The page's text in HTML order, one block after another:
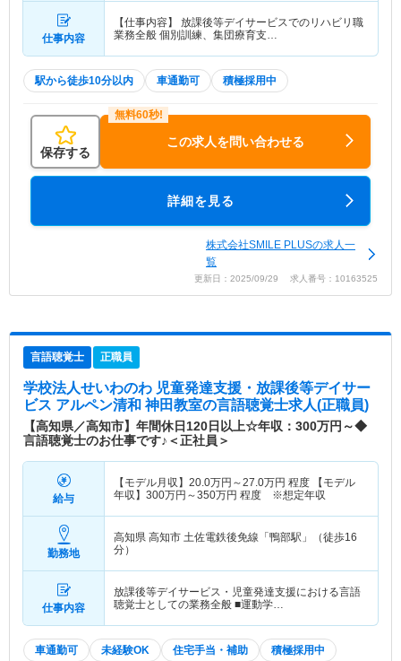
仕事内容
【仕事内容】 放課後等デイサービスでのリハビリ職
業務全般 個別訓練、集団療育支…
駅から徒歩10分以内 車通勤可 積極採用中
保存する
この求人を問い合わせる
詳細を見る
株式会社SMILE PLUSの求人一
覧
更新日：2025/09/29 求人番号：10163525
言語聴覚士 正職員
学校法人せいわのわ 児童発達支援・放課後等デイサー
ビス アルペン清和 神田教室の言語聴覚士求人(正職員)
【高知県／高知市】年間休日120日以上☆年収：300万円～◆
言語聴覚士のお仕事です♪＜正社員＞
給与
【モデル月収】 20.0万円～27.0万円 程度 【モデル
年収】 300万円～350万円 程度 ※想定年収
勤務地
高知県 高知市 土佐電鉄後免線「鴨部駅」（徒歩16
分）
仕事内容
放課後等デイサービス・児童発達支援における言語
聴覚士としての業務全般 ■運動学…
車通勤可 未経験OK 住宅手当・補助 積極採用中